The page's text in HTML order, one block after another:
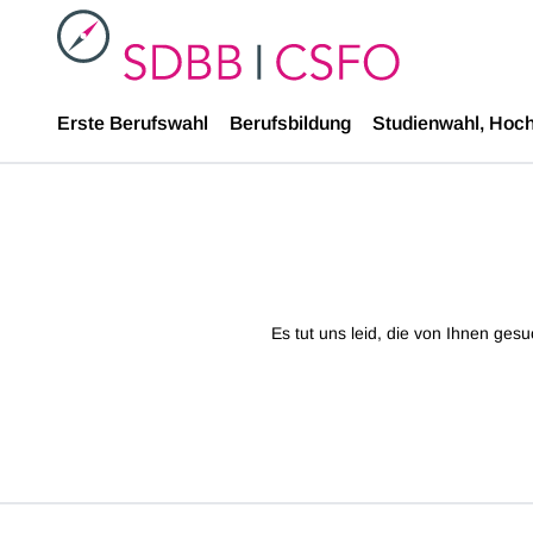
SDBB
Erste Berufswahl Berufsbildung Studienwahl,
Es tut uns leid, die von Ihnen